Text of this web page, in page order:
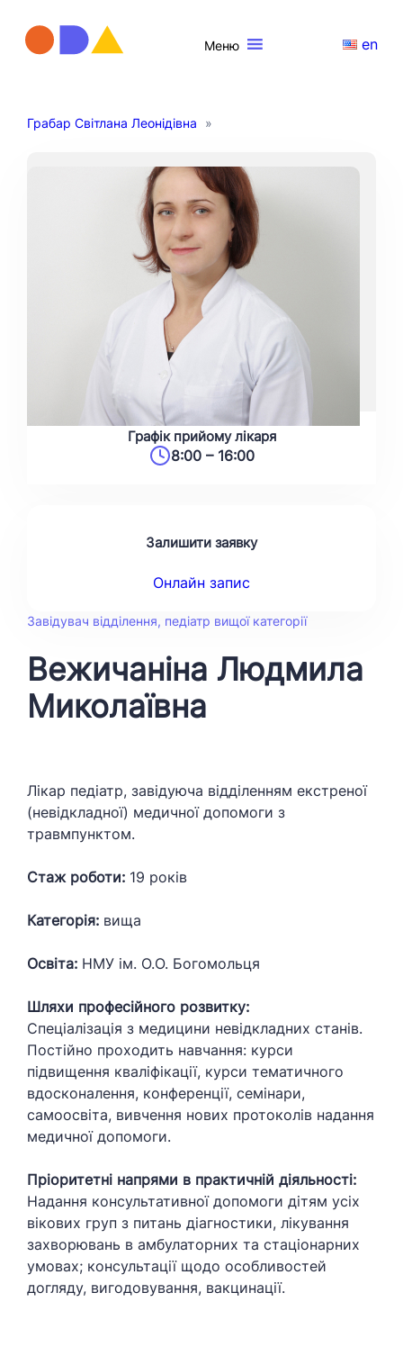
Меню en
Грабар Світлана Леонідівна »
Графік прийому лікаря
8:00 – 16:00
Залишити заявку
Онлайн запис
Завідувач відділення, педіатр вищої категорії
Вежичаніна Людмила
Миколаївна
Лікар педіатр, завідуюча відділенням екстреної
(невідкладної) медичної допомоги з
травмпунктом.
Стаж роботи: 19 років
Категорія: вища
Освіта: НМУ ім. О.О. Богомольця
Шляхи професійного розвитку:
Спеціалізація з медицини невідкладних станів.
Постійно проходить навчання: курси
підвищення кваліфікації, курси тематичного
вдосконалення, конференції, семінари,
самоосвіта, вивчення нових протоколів надання
медичної допомоги.
Пріоритетні напрями в практичній діяльності:
Надання консультативної допомоги дітям усіх
вікових груп з питань діагностики, лікування
захворювань в амбулаторних та стаціонарних
умовах; консультації щодо особливостей
догляду, вигодовування, вакцинації.